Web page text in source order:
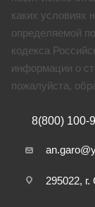
каких условиях
определяемой
кодекса
информации о
пожалуйста,
8(800) 100-
295022,